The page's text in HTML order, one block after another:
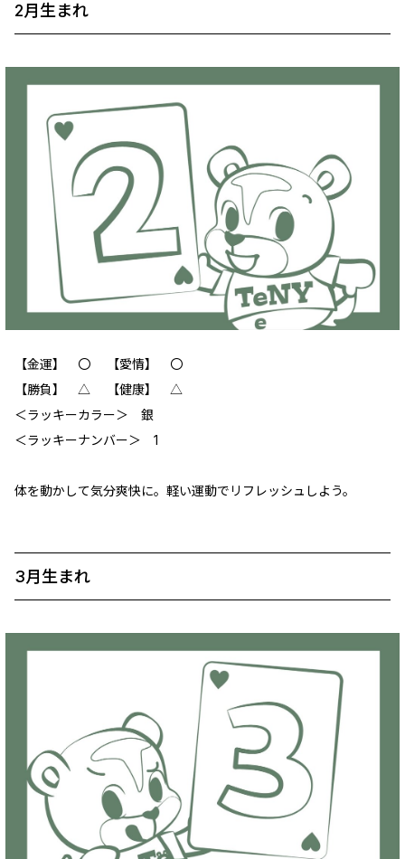
2月生まれ
【金運】 〇 【愛情】 〇
【勝負】 △ 【健康】 △
＜ラッキーカラー＞ 銀
＜ラッキーナンバー＞ 1
体を動かして気分爽快に。軽い運動でリフレッシュしよう。
3月生まれ